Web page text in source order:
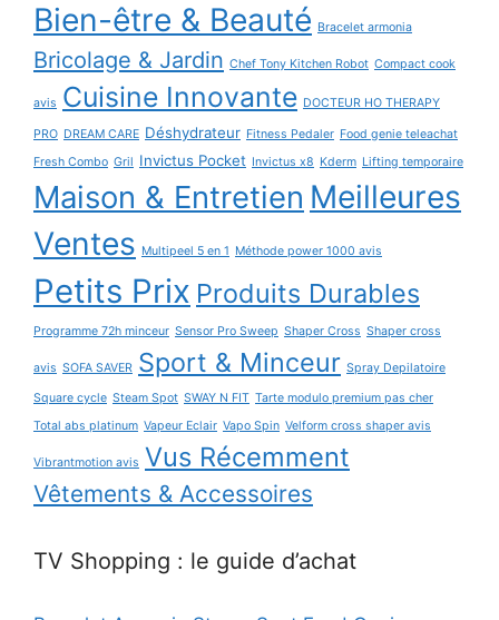
Bien-être & Beauté Bracelet armonia
Bricolage & Jardin Chef Tony Kitchen Robot Compact cook
avis Cuisine Innovante DOCTEUR HO THERAPY
PRO DREAM CARE Déshydrateur Fitness Pedaler Food genie teleachat
Fresh Combo Gril Invictus Pocket Invictus x8 Kderm Lifting temporaire
Maison & Entretien Meilleures
Ventes Multipeel 5 en 1 Méthode power 1000 avis
Petits Prix Produits Durables
Programme 72h minceur Sensor Pro Sweep Shaper Cross Shaper cross
avis SOFA SAVER Sport & Minceur Spray Depilatoire
Square cycle Steam Spot SWAY N FIT Tarte modulo premium pas cher
Total abs platinum Vapeur Eclair Vapo Spin Velform cross shaper avis
Vibrantmotion avis Vus Récemment
Vêtements & Accessoires
TV Shopping : le guide d’achat